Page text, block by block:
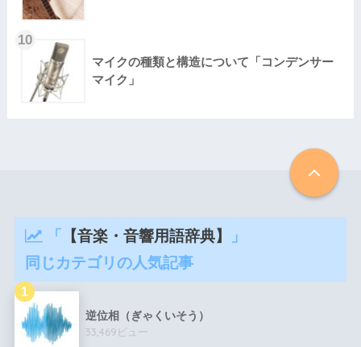
マイクの種類と構造について「コンデンサー
マイク」
「 【音楽・音響用語辞典】
」
同じカテゴリの人気記事
逆位相（ぎゃくいそう）
33,469ビュー